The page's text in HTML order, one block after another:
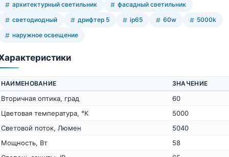
архитектурный светильник
фасадный светильник
светодиодный
дрифтер 5 ip65 60w
5000k
наружное освещение
НАИМЕНОВАНИЕ ЗНАЧЕНИЕ
Вторичная оптика, град
60
Цветовая температура, °К
5000
Световой поток, Люмен
5040
Мощность, Вт
58